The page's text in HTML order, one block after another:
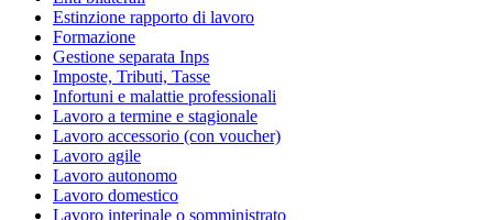
Estinzione rapporto di lavoro
Formazione
Gestione separata Inps
Imposte, Tributi, Tasse
Infortuni e malattie professionali
Lavoro a termine e stagionale
Lavoro accessorio (con voucher)
Lavoro agile
Lavoro autonomo
Lavoro domestico
Lavoro interinale o somministrato